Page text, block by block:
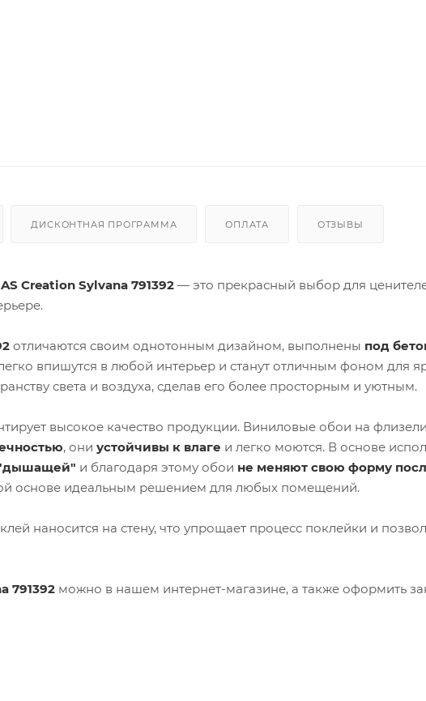
ДИСКОНТНАЯ ПРОГРАММА ОПЛАТА ОТЗЫВЫ
AS Creation Sylvana 791392 — это прекрасный выбор для
отличаются своим однотонным дизайном, выполнены под
впишутся в любой интерьер и станут отличным фоном для
света и воздуха, сделав его более просторным и уютным.
высокое качество продукции. Виниловые обои на
, они устойчивы к влаге и легко моются. В основе
и благодаря этому обои не меняют свою форму
основе идеальным решением для любых помещений.
наносится на стену, что упрощает процесс поклейки и
791392 можно в нашем интернет-магазине, а также оформить